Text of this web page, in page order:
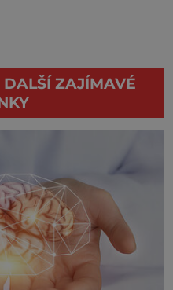
DALŠÍ ZAJÍMAVÉ